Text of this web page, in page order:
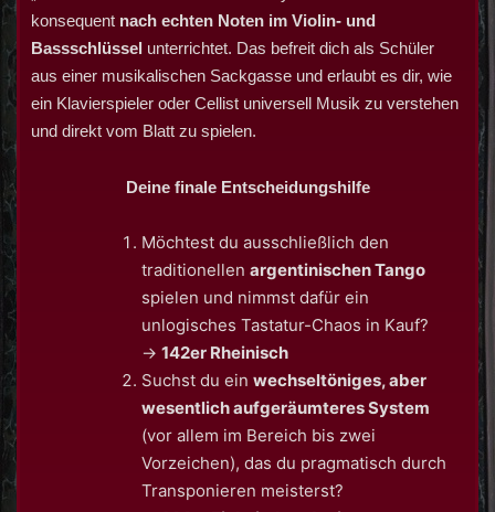
konsequent nach echten Noten im Violin- und
Bassschlüssel unterrichtet. Das befreit dich als Schüler
aus einer musikalischen Sackgasse und erlaubt es dir, wie
ein Klavierspieler oder Cellist universell Musik zu verstehen
und direkt vom Blatt zu spielen.
Deine finale Entscheidungshilfe
Möchtest du ausschließlich den
traditionellen argentinischen Tango
spielen und nimmst dafür ein
unlogisches Tastatur-Chaos in Kauf?
-> 142er Rheinisch
Suchst du ein wechseltöniges, aber
wesentlich aufgeräumteres System
(vor allem im Bereich bis zwei
Vorzeichen), das du pragmatisch durch
Transponieren meisterst?